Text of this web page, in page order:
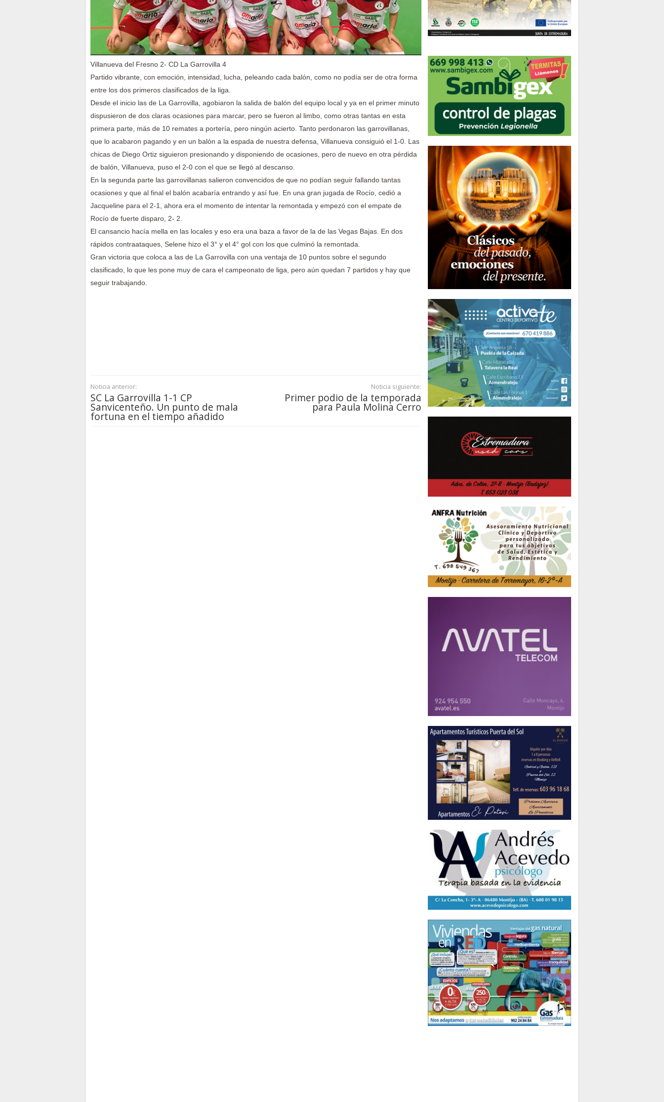
Villanueva del Fresno 2- CD La Garrovilla 4
Partido vibrante, con emoción, intensidad, lucha, peleando cada balón, como no podía ser de otra forma
entre los dos primeros clasificados de la liga.
Desde el inicio las de La Garrovilla, agobiaron la salida de balón del equipo local y ya en el primer minuto
dispusieron de dos claras ocasiones para marcar, pero se fueron al limbo, como otras tantas en esta
primera parte, más de 10 remates a portería, pero ningún acierto. Tanto perdonaron las garrovillanas,
que lo acabaron pagando y en un balón a la espada de nuestra defensa, Villanueva consiguió el 1-0. Las
chicas de Diego Ortiz siguieron presionando y disponiendo de ocasiones, pero de nuevo en otra pérdida
de balón, Villanueva, puso el 2-0 con el que se llegó al descanso.
En la segunda parte las garrovillanas salieron convencidos de que no podían seguir fallando tantas
ocasiones y que al final el balón acabaría entrando y así fue. En una gran jugada de Rocío, cedió a
Jacqueline para el 2-1, ahora era el momento de intentar la remontada y empezó con el empate de
Rocío de fuerte disparo, 2- 2.
El cansancio hacía mella en las locales y eso era una baza a favor de la de las Vegas Bajas. En dos
rápidos contraataques, Selene hizo el 3° y el 4° gol con los que culminó la remontada.
Gran victoria que coloca a las de La Garrovilla con una ventaja de 10 puntos sobre el segundo
clasificado, lo que les pone muy de cara el campeonato de liga, pero aún quedan 7 partidos y hay que
seguir trabajando.
Noticia anterior:
SC La Garrovilla 1-1 CP
Sanvicenteño. Un punto de mala
fortuna en el tiempo añadido
Noticia siguiente:
Primer podio de la temporada
para Paula Molina Cerro